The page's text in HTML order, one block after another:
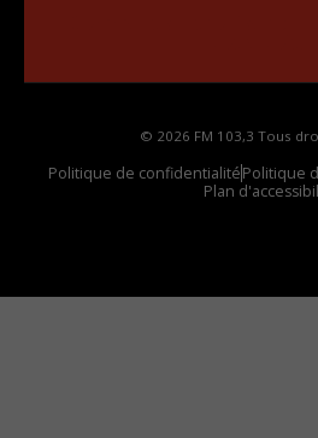
© 2026 FM 103,3 Tous
Politique de confidentialitéPolitique
Plan